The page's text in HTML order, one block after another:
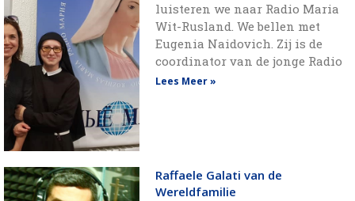
luisteren we naar Radio Maria
Wit-Rusland. We bellen met
Eugenia Naidovich. Zij is de
coordinator van de jonge Radio
Lees Meer »
Raffaele Galati van de
Wereldfamilie